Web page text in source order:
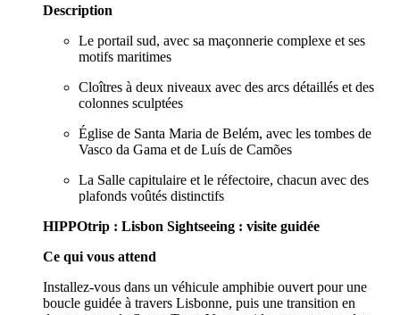
Description
Le portail sud, avec sa maçonnerie complexe et ses
motifs maritimes
Cloîtres à deux niveaux avec des arcs détaillés et des
colonnes sculptées
Église de Santa Maria de Belém, avec les tombes de
Vasco da Gama et de Luís de Camões
La Salle capitulaire et le réfectoire, chacun avec des
plafonds voûtés distinctifs
HIPPOtrip : Lisbon Sightseeing : visite guidée
Ce qui vous attend
Installez-vous dans un véhicule amphibie ouvert pour une
boucle guidée à travers Lisbonne, puis une transition en